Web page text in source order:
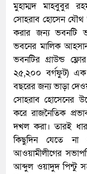
মুহাম্মদ মাহবুবুর
সোহরাব হোসেন যৌথ
করার জন্য ভবনটি
ভবনের মালিক
ভবনটির গ্রাউন্ড
২৫,২০০ বর্গফুট) এক
বছরের জন্য ভাড়া
সোহরাব হোসেনের
করে রাজনৈতিক
দখল করা। তারই
কিছুদিন যেতে না
আওয়ামীলীগের
আব্দুল ওয়াদুদ পিন্টু